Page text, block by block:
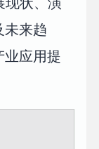
未来趋
业应用提